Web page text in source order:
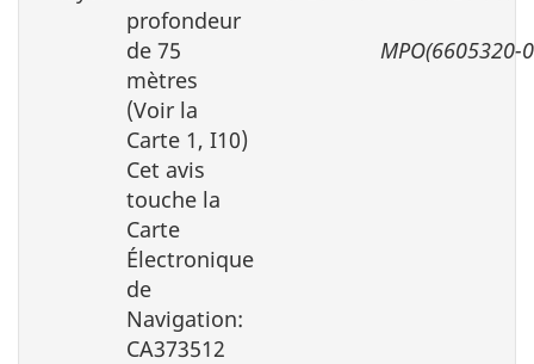
profondeur
de 75
mètres
(Voir la
Carte 1, I10)
Cet avis
touche la
Carte
Électronique
de
Navigation:
CA373512
MPO(6605320-